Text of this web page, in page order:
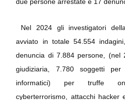
Nel 2024 gli investigatori
avviato in totale 54.554
denuncia di 7.884 persone, (nel
giudiziaria, 7.780 soggetti
informatici) per truffe
cyberterrorismo, attacchi hacker